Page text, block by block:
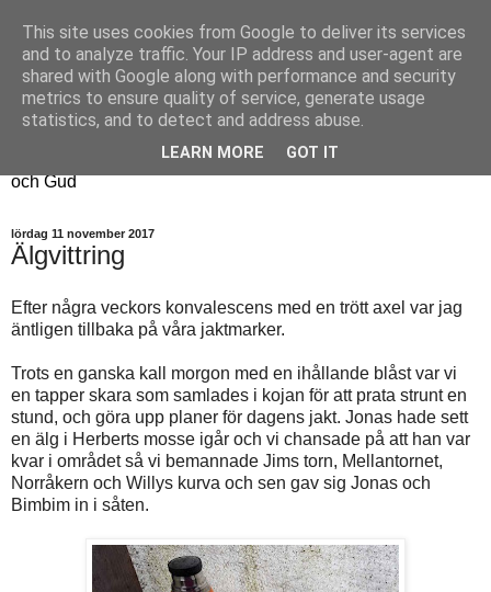
Fyren
Fyren finns för att sprida ljus i mörkret
För att påminna om guldkanterna i tillvaron
Här samsas jakt, hantverk, odling, och andra tankar om livet
och Gud
lördag 11 november 2017
Älgvittring
Efter några veckors konvalescens med en trött axel var jag
äntligen tillbaka på våra jaktmarker.
Trots en ganska kall morgon med en ihållande blåst var vi
en tapper skara som samlades i kojan för att prata strunt en
stund, och göra upp planer för dagens jakt. Jonas hade sett
en älg i Herberts mosse igår och vi chansade på att han var
kvar i området så vi bemannade Jims torn, Mellantornet,
Norråkern och Willys kurva och sen gav sig Jonas och
Bimbim in i såten.
This site uses cookies from Google to deliver its services
and to analyze traffic. Your IP address and user-agent are
shared with Google along with performance and security
metrics to ensure quality of service, generate usage
statistics, and to detect and address abuse.
LEARN MORE GOT IT